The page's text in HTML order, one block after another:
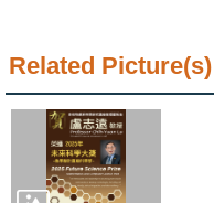
Related Picture(s)